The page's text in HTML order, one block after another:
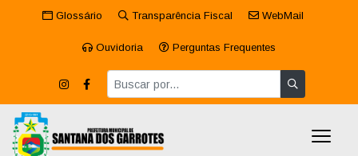
Glossário Transparência Fiscal WebMail
Ouvidoria Perguntas Frequentes